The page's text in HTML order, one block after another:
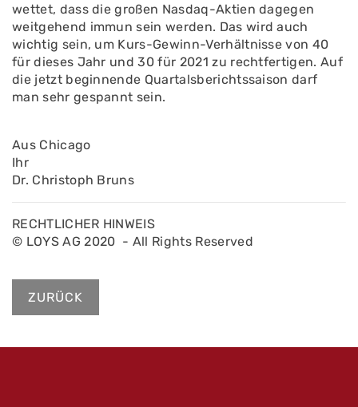
wettet, dass die großen Nasdaq-Aktien dagegen
weitgehend immun sein werden. Das wird auch
wichtig sein, um Kurs-Gewinn-Verhältnisse von 40
für dieses Jahr und 30 für 2021 zu rechtfertigen. Auf
die jetzt beginnende Quartalsberichtssaison darf
man sehr gespannt sein.
Aus Chicago
Ihr
Dr. Christoph Bruns
RECHTLICHER HINWEIS
© LOYS AG 2020 - All Rights Reserved
ZURÜCK